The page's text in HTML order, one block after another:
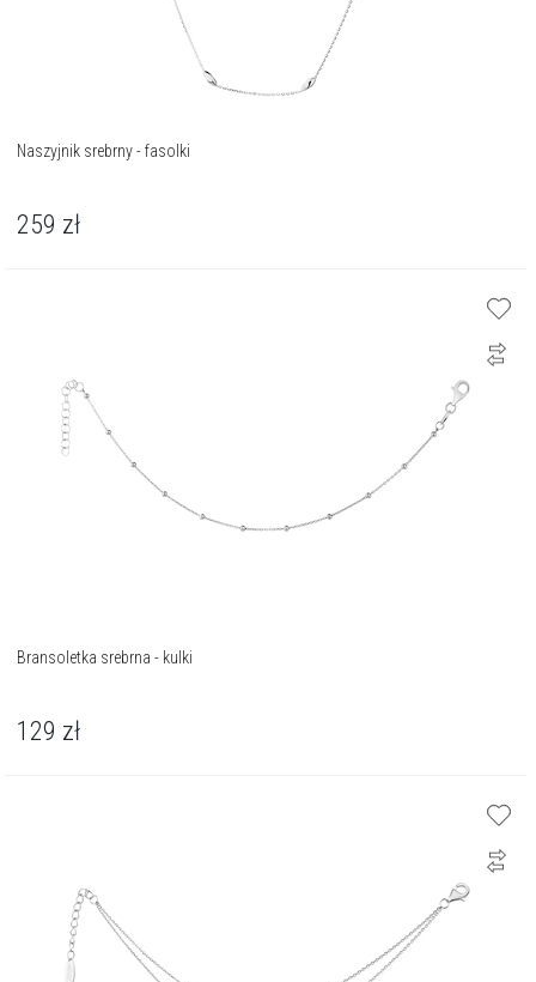
Naszyjnik srebrny - fasolki
259 zł
Bransoletka srebrna - kulki
129 zł